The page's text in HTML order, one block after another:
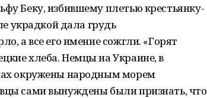
Беку, избившему плетью крестьянку-
украдкой дала грудь
а все его имение сожгли. «Горят
хлеба. Немцы на Украине, в
окружены народным морем
сами вынуждены были признать, что